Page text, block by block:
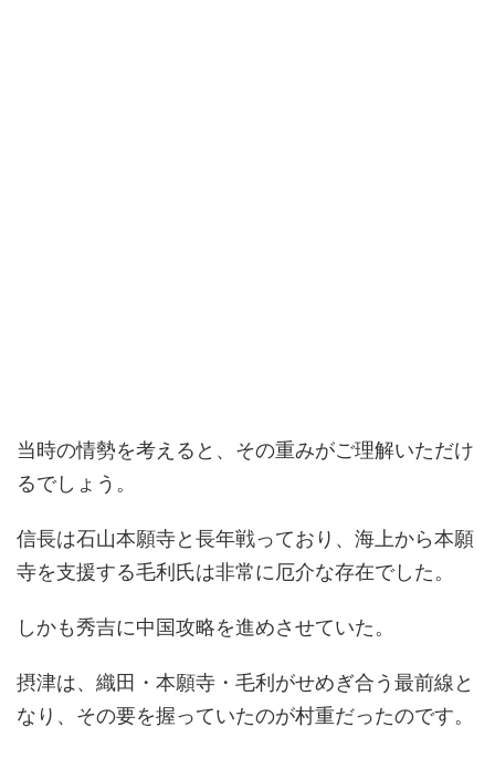
当時の情勢を考えると、その重みがご理解いただけ
るでしょう。
信長は石山本願寺と長年戦っており、海上から本願
寺を支援する毛利氏は非常に厄介な存在でした。
しかも秀吉に中国攻略を進めさせていた。
摂津は、織田・本願寺・毛利がせめぎ合う最前線と
なり、その要を握っていたのが村重だったのです。